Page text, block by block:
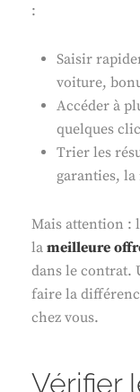
:
Saisir
voiture,
Accéder à
quelques
Trier les
garanties,
Mais attention :
la meilleure
dans le contrat.
faire la
chez vous.
Vérifier